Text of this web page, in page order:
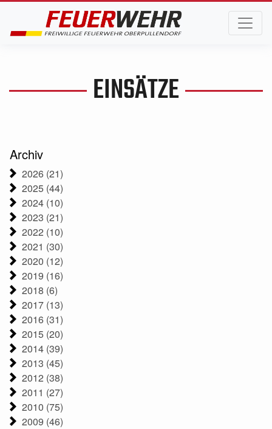
EINSÄTZE
Archiv
2026 (21)
2025 (44)
2024 (10)
2023 (21)
2022 (10)
2021 (30)
2020 (12)
2019 (16)
2018 (6)
2017 (13)
2016 (31)
2015 (20)
2014 (39)
2013 (45)
2012 (38)
2011 (27)
2010 (75)
2009 (46)